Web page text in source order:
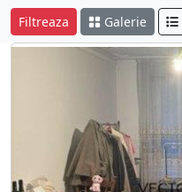
Filtreaza Galerie